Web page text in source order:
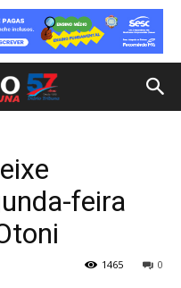
feira
0
1465